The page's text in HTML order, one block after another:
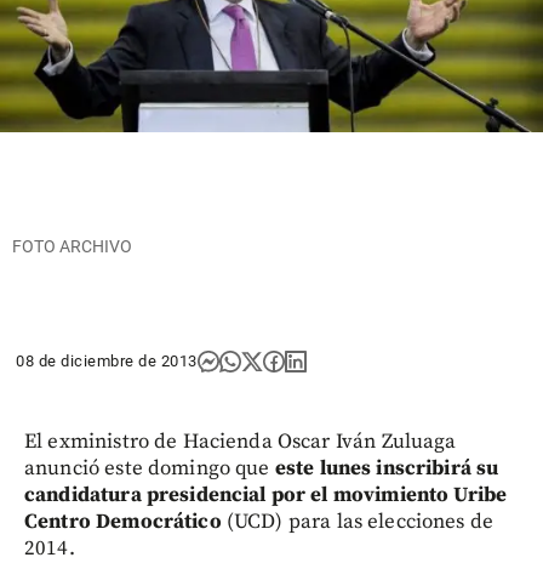
FOTO ARCHIVO
08 de diciembre de 2013
El exministro de Hacienda Oscar Iván Zuluaga
anunció este domingo que este lunes inscribirá su
candidatura presidencial por el movimiento Uribe
Centro Democrático (UCD) para las elecciones de
2014.